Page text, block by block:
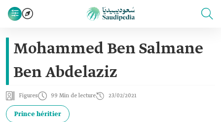
Mohammed Ben Salmane
Ben Abdelaziz
Figures 99 Min de lecture 23/02/2021
Prince héritier